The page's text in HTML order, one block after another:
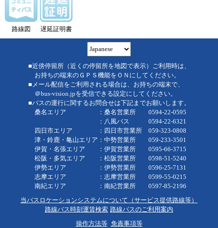
路線図 遅延証明書
■近傍停留所（近くの停留所を地図で表示）ご利用時は、
お持ちの端末のＧＰＳ機能をＯＮにしてください。
■メール配信をご利用される場合は、お持ちの端末で、
＠bus-vision.jpを受信できる設定にしてください。
■バスの運行に関するお問合せは下記までお願いします。
桑名エリア ：桑名営業所 0594-22-0595
：八風バス 0594-22-6321
四日市エリア ：四日市営業所 059-323-0808
津・鈴鹿・亀山エリア：中勢営業所 059-233-3501
伊賀・名張エリア ：伊賀営業所 0595-66-3715
松阪・多気エリア ：松阪営業所 0598-51-5240
伊勢エリア ：伊勢営業所 0596-25-7131
志摩エリア ：志摩営業所 0599-55-0215
南紀エリア ：南紀営業所 0597-85-2196
当バスロケーションシステムについて（サービス提供路線等）
路線バス時刻運賃検索 路線バスのご利用案内
操作方法等 免責事項等